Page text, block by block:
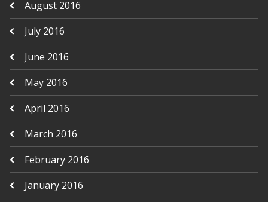
August 2016
July 2016
June 2016
May 2016
April 2016
March 2016
February 2016
January 2016